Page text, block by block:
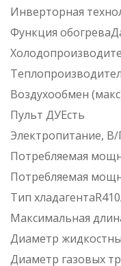
Инверторная
Функция
Воздухообмен
Пульт ДУЕсть
Электропитание,
Потребляемая
Потребляемая
Тип
Максимальная
Диаметр
Диаметр газовых